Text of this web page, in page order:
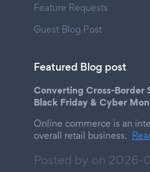
Feature Requests
Guest Blog Post
Featured Blog post
Converting Cross-Border
Black Friday & Cyber
Online commerce is an
overall retail business.
Posted by on 2026-